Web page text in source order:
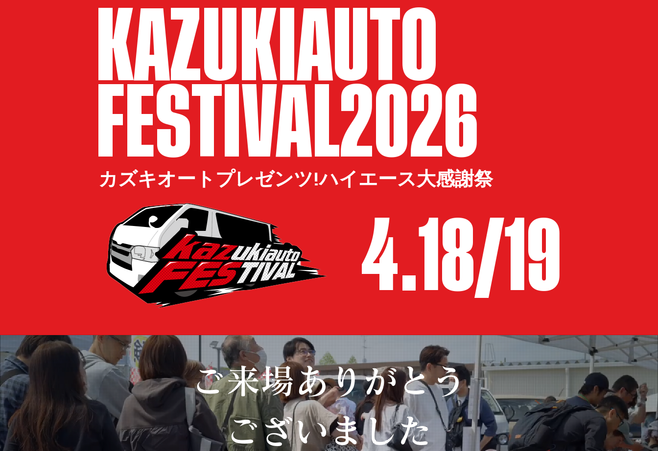
KAZUKIAUTO
​FESTIVAL2026
​カズキオートプレゼンツ!ハイエース大感謝祭
4.18/19
ご来場ありがとう
ございました